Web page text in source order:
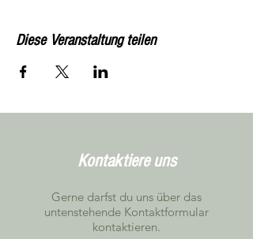
Diese Veranstaltung teilen
Kontaktiere uns
Gerne darfst du uns über das
untenstehende Kontaktformular
kontaktieren.